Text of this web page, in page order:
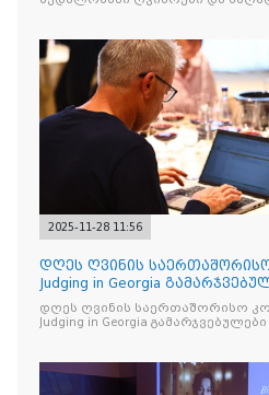
2025-11-28 11:56
დღეს ღვინის საერთაშორისო
Judging in Georgia
დღეს ღვინის საერთაშორისო კონკურსზე
Judging in Georgia